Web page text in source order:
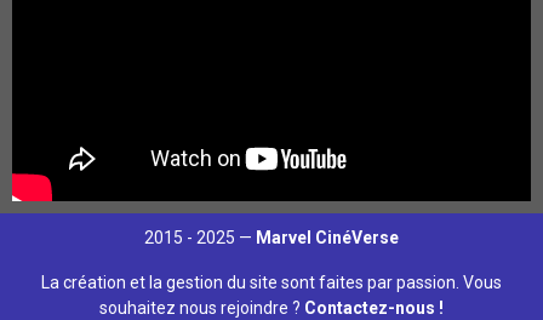
2015 - 2025 — Marvel CinéVerse
La création et la gestion du site sont faites par passion. Vous
souhaitez nous rejoindre ? Contactez-nous !